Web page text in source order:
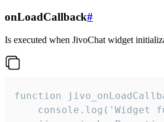
onLoadCallback#
Is executed when JivoChat widget
function
console.log('Widget